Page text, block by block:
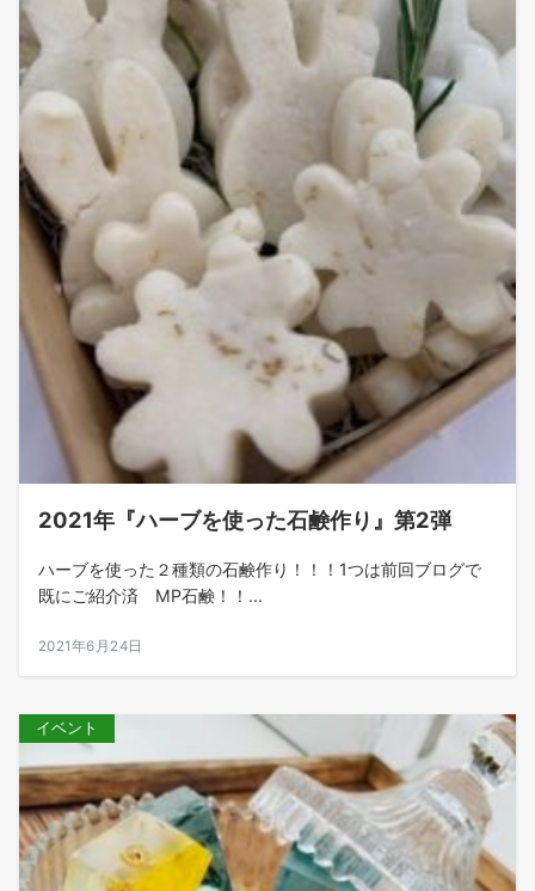
2021年『ハーブを使った石鹸作り』第2弾
ハーブを使った２種類の石鹸作り！！！1つは前回ブログで
既にご紹介済 MP石鹸！！...
2021年6月24日
イベント